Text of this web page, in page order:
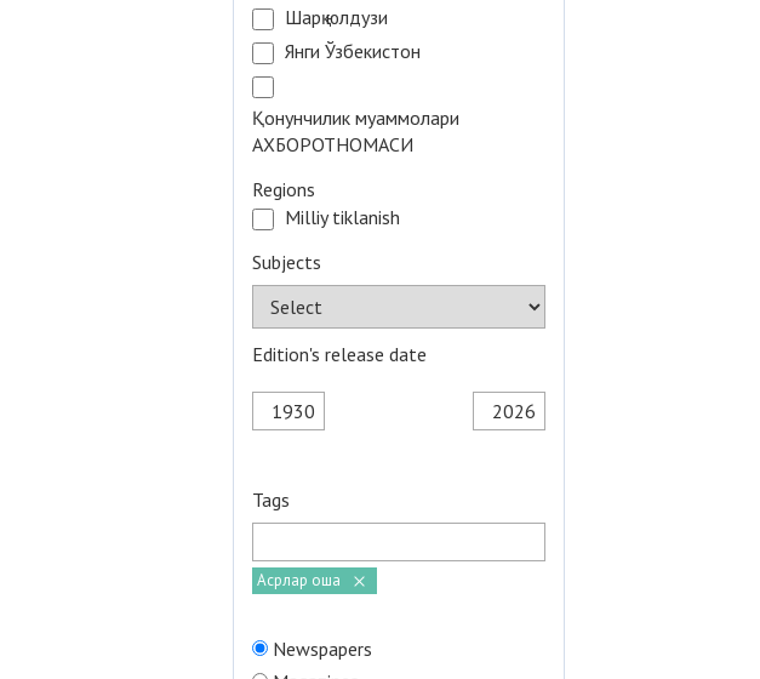
Шарқ юлдузи
Янги Ўзбекистон
Қонунчилик муаммолари
АХБОРОТНОМАСИ
Regions
Milliy tiklanish
Subjects
Edition's release date
Tags
Асрлар оша
Newspapers